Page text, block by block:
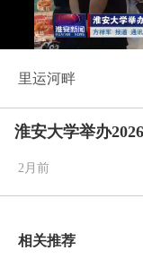
里运河畔
淮安大学举办
2月前
相关推荐